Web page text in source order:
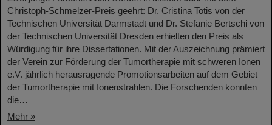
Christoph-Schmelzer-Preis geehrt: Dr. Cristina Totis von der
Technischen Universität Darmstadt und Dr. Stefanie Bertschi von
der Technischen Universität Dresden erhielten den Preis als
Würdigung für ihre Dissertationen. Mit der Auszeichnung prämiert
der Verein zur Förderung der Tumortherapie mit schweren Ionen
e.V. jährlich herausragende Promotionsarbeiten auf dem Gebiet
der Tumortherapie mit Ionenstrahlen. Die Forschenden konnten
die…
Mehr »